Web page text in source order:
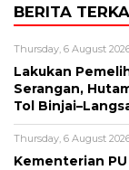
BERITA
Thursday, 6 August
Lakukan
Serangan,
Tol
Thursday, 6 August
Kementerian